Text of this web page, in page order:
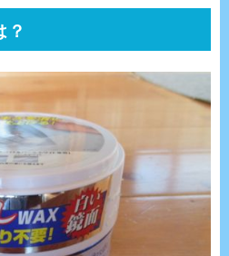
？